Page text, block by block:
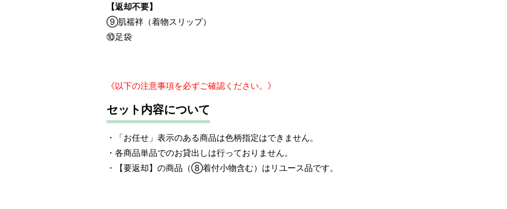
【返却不要】
⑨肌襦袢（着物スリップ）
⑩足袋
《以下の注意事項を必ずご確認ください。》
セット内容について
・「お任せ」表示のある商品は色柄指定はできません。
・各商品単品でのお貸出しは行っておりません。
・【要返却】の商品（⑧着付小物含む）はリユース品です。